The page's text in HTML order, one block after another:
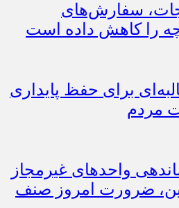
سفارش‌های
را کاهش داده است
برای حفظ پایداری
مردم
واحدهای غیرمجاز
ضرورت امروز صنف